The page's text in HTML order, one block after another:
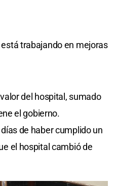
trabajando en mejoras
del hospital, sumado
el gobierno.
de haber cumplido un
el hospital cambió de